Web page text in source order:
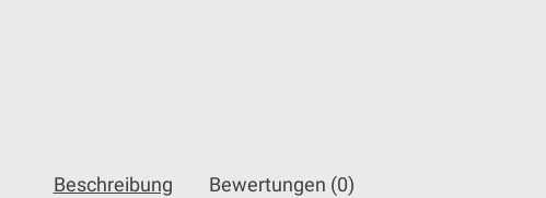
Beschreibung Bewertungen (0)